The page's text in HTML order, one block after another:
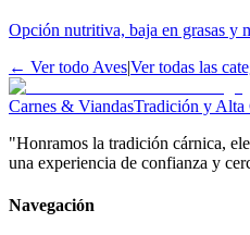
Opción nutritiva, baja en grasas y
← Ver todo Aves|Ver todas las
Carnes & ViandasTradición y Alta
"Honramos la tradición cárnica,
una experiencia de confianza y
Navegación